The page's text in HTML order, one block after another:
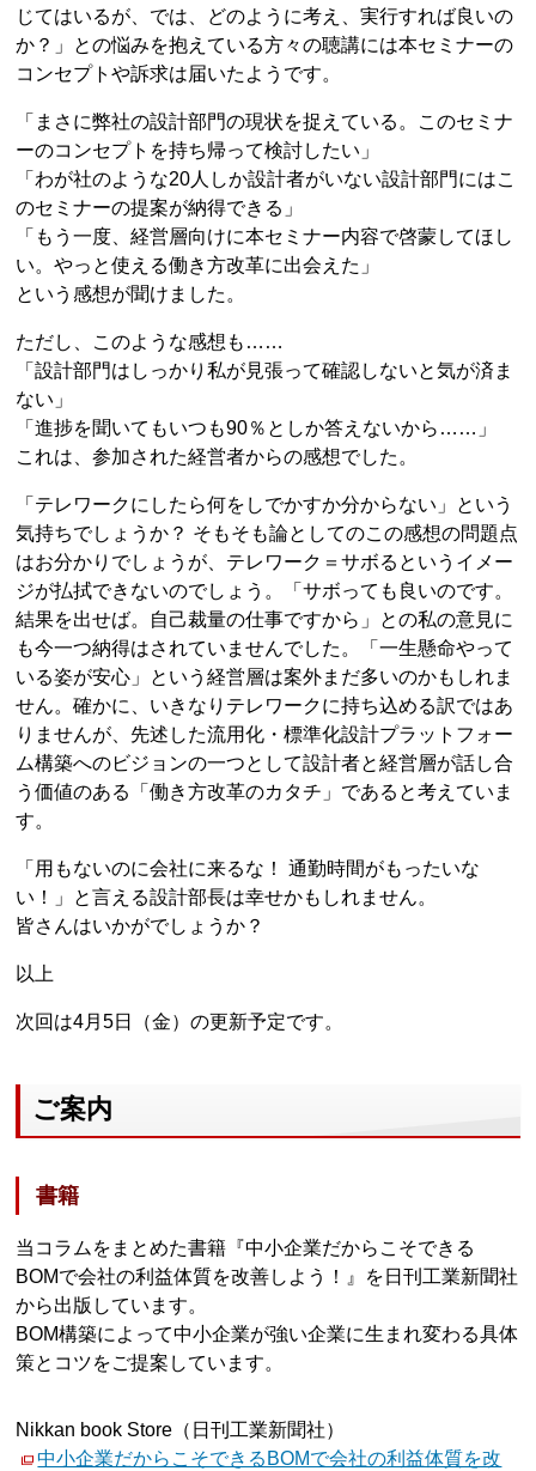
じてはいるが、では、どのように考え、実行すれば良いの
か？」との悩みを抱えている方々の聴講には本セミナーの
コンセプトや訴求は届いたようです。
「まさに弊社の設計部門の現状を捉えている。このセミナ
ーのコンセプトを持ち帰って検討したい」
「わが社のような20人しか設計者がいない設計部門にはこ
のセミナーの提案が納得できる」
「もう一度、経営層向けに本セミナー内容で啓蒙してほし
い。やっと使える働き方改革に出会えた」
という感想が聞けました。
ただし、このような感想も……
「設計部門はしっかり私が見張って確認しないと気が済ま
ない」
「進捗を聞いてもいつも90％としか答えないから……」
これは、参加された経営者からの感想でした。
「テレワークにしたら何をしでかすか分からない」という
気持ちでしょうか？ そもそも論としてのこの感想の問題点
はお分かりでしょうが、テレワーク＝サボるというイメー
ジが払拭できないのでしょう。「サボっても良いのです。
結果を出せば。自己裁量の仕事ですから」との私の意見に
も今一つ納得はされていませんでした。「一生懸命やって
いる姿が安心」という経営層は案外まだ多いのかもしれま
せん。確かに、いきなりテレワークに持ち込める訳ではあ
りませんが、先述した流用化・標準化設計プラットフォー
ム構築へのビジョンの一つとして設計者と経営層が話し合
う価値のある「働き方改革のカタチ」であると考えていま
す。
「用もないのに会社に来るな！ 通勤時間がもったいな
い！」と言える設計部長は幸せかもしれません。
皆さんはいかがでしょうか？
以上
次回は4月5日（金）の更新予定です。
ご案内
書籍
当コラムをまとめた書籍『中小企業だからこそできる
BOMで会社の利益体質を改善しよう！』を日刊工業新聞社
から出版しています。
BOM構築によって中小企業が強い企業に生まれ変わる具体
策とコツをご提案しています。
Nikkan book Store（日刊工業新聞社）
中小企業だからこそできるBOMで会社の利益体質を改